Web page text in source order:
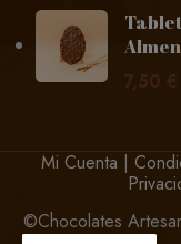
Mi Cuenta |
©Chocolates